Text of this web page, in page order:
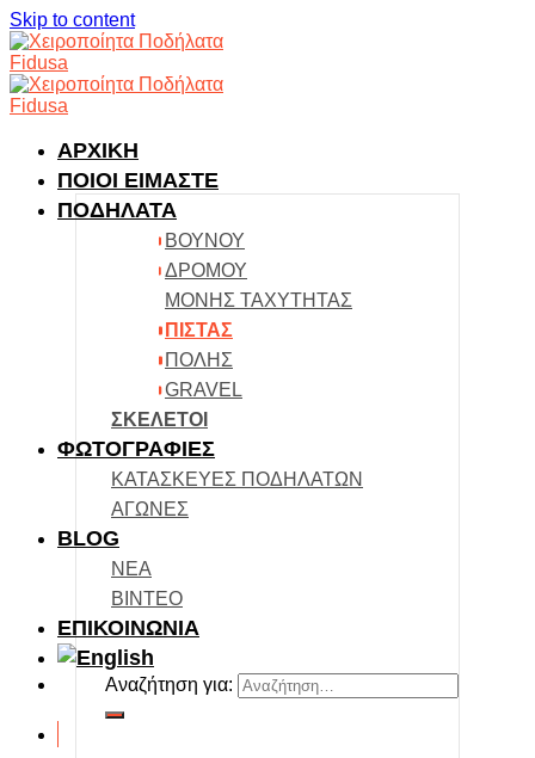
Skip to content
ΑΡΧΙΚΗ
ΠΟΙΟΙ ΕΙΜΑΣΤΕ
ΠΟΔΗΛΑΤΑ
ΒΟΥΝΟΥ
ΔΡΟΜΟΥ
ΜΟΝΗΣ ΤΑΧΥΤΗΤΑΣ
ΠΙΣΤΑΣ
ΠΟΛΗΣ
GRAVEL
ΣΚΕΛΕΤΟΙ
ΦΩΤΟΓΡΑΦΙΕΣ
ΚΑΤΑΣΚΕΥΕΣ ΠΟΔΗΛΑΤΩΝ
ΑΓΩΝΕΣ
BLOG
ΝΕΑ
ΒΙΝΤΕΟ
ΕΠΙΚΟΙΝΩΝΙΑ
Αναζήτηση για: